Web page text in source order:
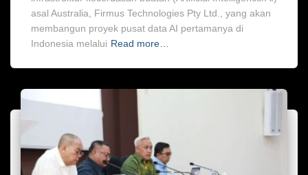
asal Australia, Firmus Technologies Pty Ltd., yang akan
membangun proyek pusat data AI pertamanya di
Indonesia melalui Read more…